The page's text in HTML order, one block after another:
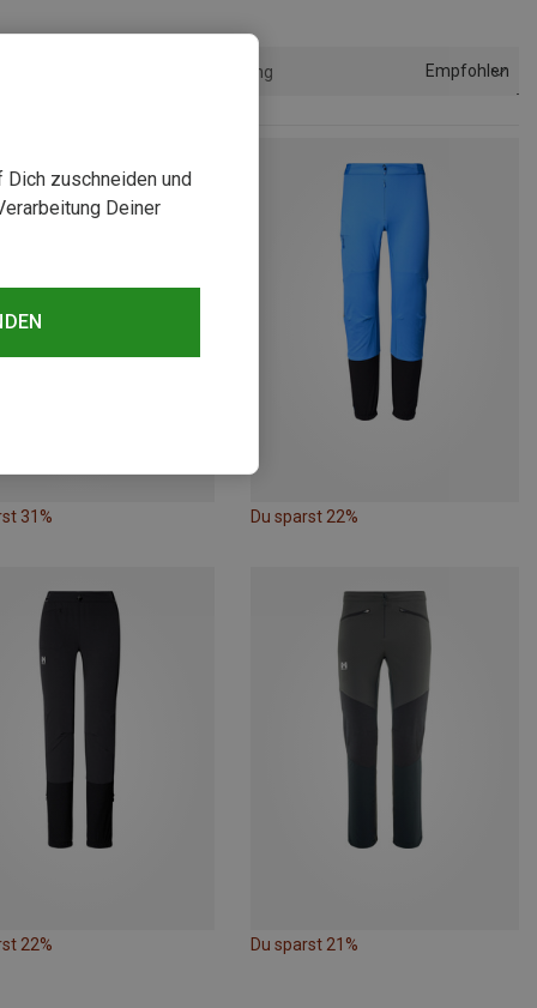
Sortierung Empfohlen
31% Du sparst 22%
22% Du sparst 21%
zuschneiden und
Deiner